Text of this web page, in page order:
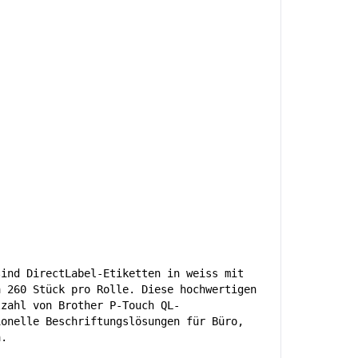
DirectLabel-Etiketten in weiss mit
260 Stück pro Rolle. Diese hochwertigen
von Brother P-Touch QL-
Beschriftungslösungen für Büro,